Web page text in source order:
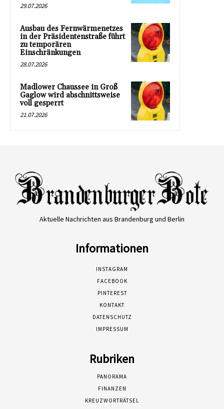
29.07.2026
Ausbau des Fernwärmenetzes
in der Präsidentenstraße führt
zu temporären
Einschränkungen
28.07.2026
Madlower Chaussee in Groß
Gaglow wird abschnittsweise
voll gesperrt
21.07.2026
Aktuelle Nachrichten aus Brandenburg und Berlin
Informationen
INSTAGRAM
FACEBOOK
PINTEREST
KONTAKT
DATENSCHUTZ
IMPRESSUM
Rubriken
PANORAMA
FINANZEN
KREUZWORTRÄTSEL